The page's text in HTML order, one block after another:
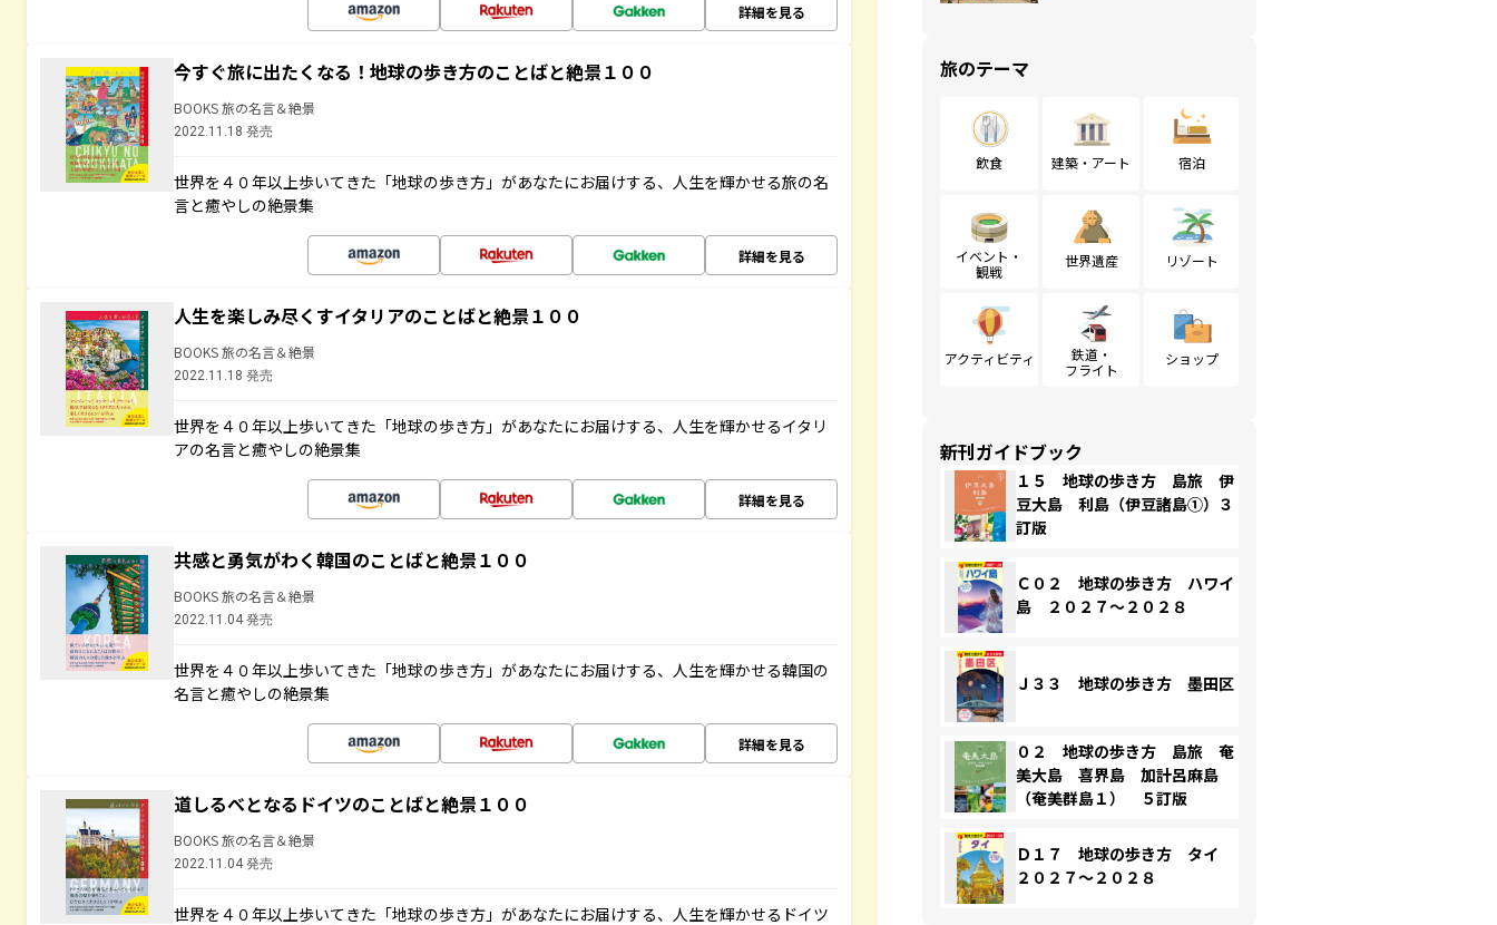
詳細を見る
今すぐ旅に出たくなる！地球の歩き方のことばと絶景１００
BOOKS 旅の名言＆絶景
2022.11.18 発売
世界を４０年以上歩いてきた「地球の歩き方」があなたにお届けする、人生を輝かせる旅の名
言と癒やしの絶景集
詳細を見る
人生を楽しみ尽くすイタリアのことばと絶景１００
BOOKS 旅の名言＆絶景
2022.11.18 発売
世界を４０年以上歩いてきた「地球の歩き方」があなたにお届けする、人生を輝かせるイタリ
アの名言と癒やしの絶景集
詳細を見る
共感と勇気がわく韓国のことばと絶景１００
BOOKS 旅の名言＆絶景
2022.11.04 発売
世界を４０年以上歩いてきた「地球の歩き方」があなたにお届けする、人生を輝かせる韓国の
名言と癒やしの絶景集
詳細を見る
道しるべとなるドイツのことばと絶景１００
BOOKS 旅の名言＆絶景
2022.11.04 発売
世界を４０年以上歩いてきた「地球の歩き方」があなたにお届けする、人生を輝かせるドイツ
旅のテーマ
飲食 建築・アート 宿泊
イベント・
観戦
世界遺産 リゾート
アクティビティ
鉄道・
フライト
ショップ
新刊ガイドブック
１５ 地球の歩き方 島旅 伊
豆大島 利島（伊豆諸島①）３
訂版
Ｃ０２ 地球の歩き方 ハワイ
島 ２０２７～２０２８
Ｊ３３ 地球の歩き方 墨田区
０２ 地球の歩き方 島旅 奄
美大島 喜界島 加計呂麻島
（奄美群島１） ５訂版
Ｄ１７ 地球の歩き方 タイ
２０２７～２０２８